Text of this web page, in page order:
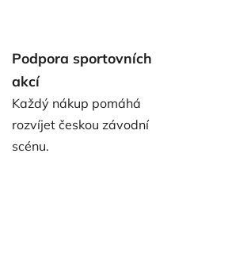
Podpora sportovních
akcí
Každý nákup pomáhá
rozvíjet českou závodní
scénu.